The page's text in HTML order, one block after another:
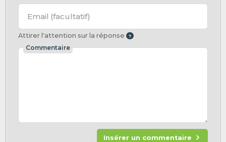
Email (facultatif)
Attirer l'attention sur la réponse
Commentaire
Insérer un commentaire